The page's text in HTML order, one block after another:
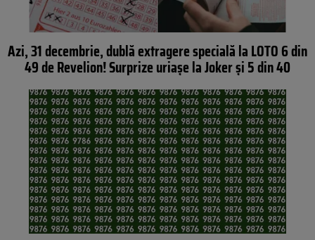
Azi, 31 decembrie, dublă extragere specială la LOTO 6 din
49 de Revelion! Surprize uriașe la Joker și 5 din 40